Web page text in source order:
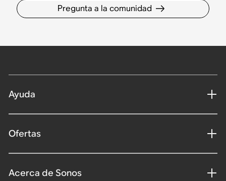
Pregunta a la comunidad
Ayuda
Ofertas
Acerca de Sonos